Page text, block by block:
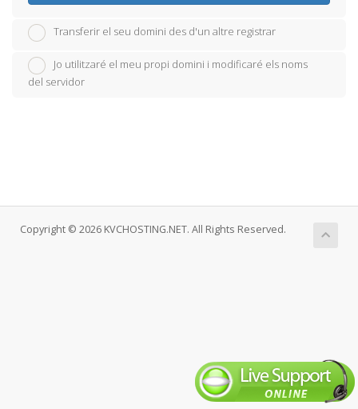
Transferir el seu domini des d'un altre registrar
Jo utilitzaré el meu propi domini i modificaré els noms
del servidor
Copyright © 2026 KVCHOSTING.NET. All Rights Reserved.